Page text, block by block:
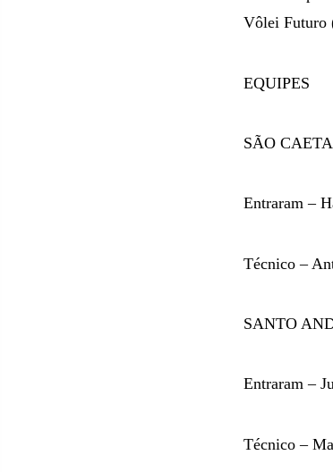
Vôlei Futuro
EQUIPES
SÃO
Entraram –
Técnico –
SANTO
Entraram –
Técnico –